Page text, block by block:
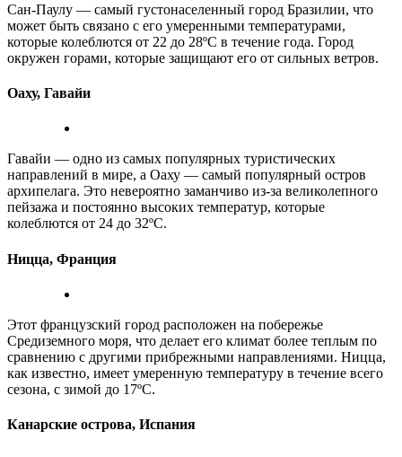
Сан-Паулу — самый густонаселенный город Бразилии, что
может быть связано с его умеренными температурами,
которые колеблются от 22 до 28ºC в течение года. Город
окружен горами, которые защищают его от сильных ветров.
Оаху, Гавайи
Гавайи — одно из самых популярных туристических
направлений в мире, а Оаху — самый популярный остров
архипелага. Это невероятно заманчиво из-за великолепного
пейзажа и постоянно высоких температур, которые
колеблются от 24 до 32ºC.
Ницца, Франция
Этот французский город расположен на побережье
Средиземного моря, что делает его климат более теплым по
сравнению с другими прибрежными направлениями. Ницца,
как известно, имеет умеренную температуру в течение всего
сезона, с зимой до 17ºC.
Канарские острова, Испания